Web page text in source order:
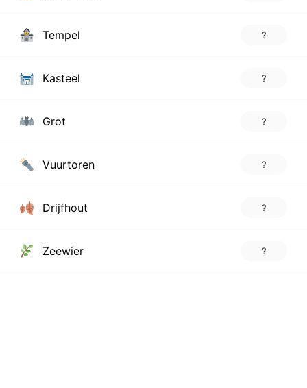
Tempel ?
Kasteel ?
Grot ?
Vuurtoren ?
Drijfhout ?
Zeewier ?